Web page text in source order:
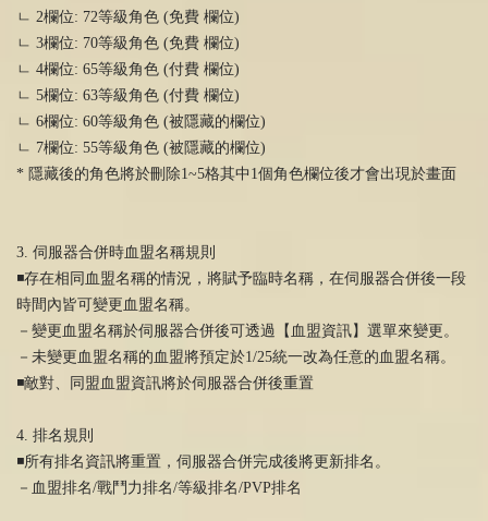
ㄴ 2欄位: 72等級角色 (免費 欄位)
ㄴ 3欄位: 70等級角色 (免費 欄位)
ㄴ 4欄位: 65等級角色 (付費 欄位)
ㄴ 5欄位: 63等級角色 (付費 欄位)
ㄴ 6欄位: 60等級角色 (被隱藏的欄位)
ㄴ 7欄位: 55等級角色 (被隱藏的欄位)
* 隱藏後的角色將於刪除1~5格其中1個角色欄位後才會出現於畫面
3. 伺服器合併時血盟名稱規則
◾️存在相同血盟名稱的情況，將賦予臨時名稱，在伺服器合併後一段
時間內皆可變更血盟名稱。
－變更血盟名稱於伺服器合併後可透過【血盟資訊】選單來變更。
－未變更血盟名稱的血盟將預定於1/25統一改為任意的血盟名稱。
◾️敵對、同盟血盟資訊將於伺服器合併後重置
4. 排名規則
◾️所有排名資訊將重置，伺服器合併完成後將更新排名。
－血盟排名/戰鬥力排名/等級排名/PVP排名